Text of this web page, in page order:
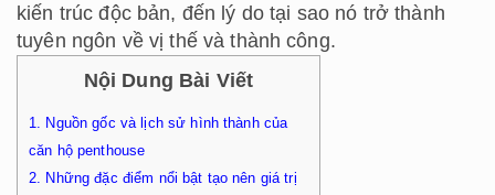
kiến trúc độc bản, đến lý do tại sao nó trở thành
tuyên ngôn về vị thế và thành công.
Nội Dung Bài Viết
1. Nguồn gốc và lịch sử hình thành của
căn hộ penthouse
2. Những đặc điểm nổi bật tạo nên giá trị